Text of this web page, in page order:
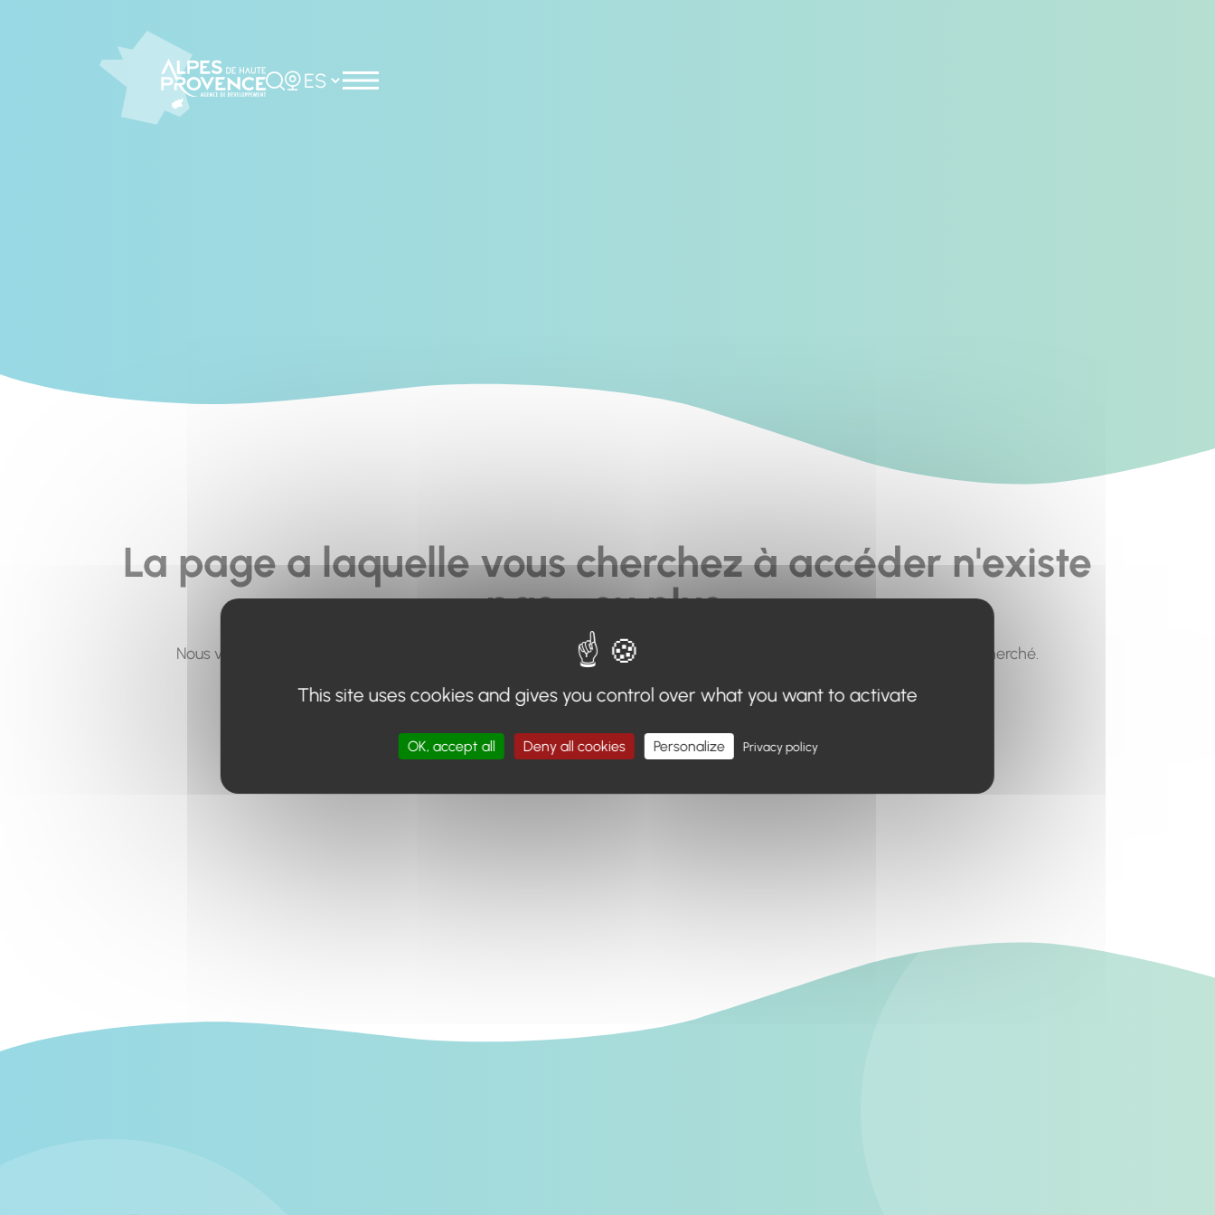
Rechercher
Choisir la langue
La page a laquelle vous cherchez à accéder n'existe
pas... ou plus.
Nous vous invitons à utiliser le moteur de recherche en haut de page, ou à utiliser le menu pour trouver le contenu recherché.
Retour à l'accueil
This site uses cookies and gives you control over what you want to activate
OK, accept all Deny all cookies Personalize Privacy policy